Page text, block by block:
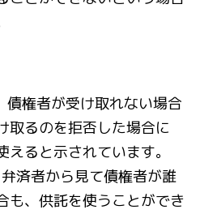
権者が受け取れない場合
取るのを拒否した場合に
ると示されています。
済者から見て債権者が誰
も、供託を使うことができ